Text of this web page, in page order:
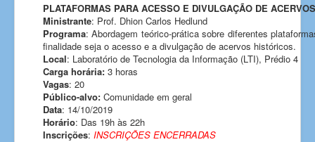
PLATAFORMAS PARA ACESSO E DIVULGAÇÃO DE
Ministrante: Prof. Dhion Carlos Hedlund
Programa: Abordagem teórico-prática sobre diferentes
finalidade seja o acesso e a divulgação de acervos históricos.
Local: Laboratório de Tecnologia da Informação (LTI), Prédio 4
Carga horária: 3 horas
Vagas: 20
Público-alvo: Comunidade em geral
Data: 14/10/2019
Horário: Das 19h às 22h
Inscrições: INSCRIÇÕES ENCERRADAS